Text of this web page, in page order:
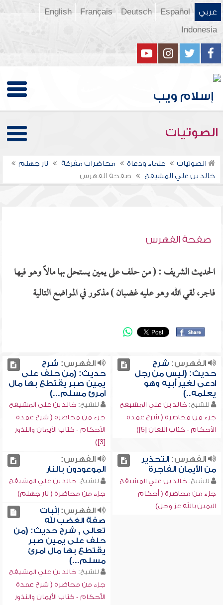
عربي Español
Deutsch
Français
English
Indonesia
الصوتيات
الصوتيات علماء ودعاة محاضرات مفرغة
نار جهنم
خالد بن علي المشيقح
صفحة الفهرس
صفحة الفهرس
الحديث الشريف : ( من حلف على يمين يستحل بها مالاً وهو فيها
فاجر، لقي الله وهو عليه غضبان ) مذكور في المواضع التالية
الفهرس: شرح
حديث: (ليس من رجل
ادعى لغير أبيه وهو
يعلمه..)
للشيخ: خالد بن علي المشيقح
جزء من محاضرة ( شرح عمدة
الأحكام - كتاب اللعان [5])
الفهرس: شرح
حديث: (من حلف على
يمين صبر يقتطع بها مال
امرئ مسلم...)
للشيخ: خالد بن علي المشيقح
جزء من محاضرة ( شرح عمدة
الأحكام - كتاب الأيمان والنذور
[3])
الفهرس:التحذير
من الأيمان الفاجرة
للشيخ: خالد بن علي المشيقح
جزء من محاضرة ( أحكام
اليمين بالله عز وجل)
الفهرس:
الموعودون بالنار
للشيخ: خالد بن علي المشيقح
جزء من محاضرة ( نار جهنم)
الفهرس:إثبات
صفة الغضب لله
تعالى , شرح حديث: (من
حلف على يمين صبر
يقتطع بها مال امرئ
مسلم...)
للشيخ: خالد بن علي المشيقح
جزء من محاضرة ( شرح عمدة
الأحكام - كتاب الأيمان والنذور